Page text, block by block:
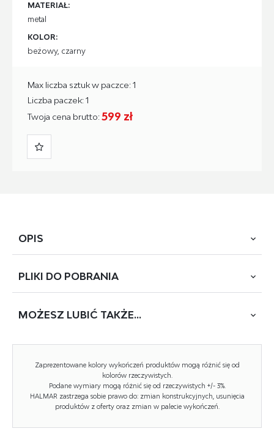
MATERIAŁ:
metal
KOLOR:
beżowy, czarny
Twoja cena brutto:599 zł
Max liczba sztuk w paczce: 1
Liczba paczek: 1
OPIS
wymiary: 60/63/87/50 cm, funkcja obracania, materiał:
beżowy #05
Rodzaj: krzesło, krzesło metalowe
Styl wykonania: nowoczesny
Tapicerka kolor: beżowy
PLIKI DO POBRANIA
K-564 (DR-20170Z-A1)
Zaprezentowane kolory wykończeń produktów mogą różnić się od
kolorów rzeczywistych.
Podane wymiary mogą różnić się od rzeczywistych +/- 3%.
HALMAR zastrzega sobie prawo do: zmian konstrukcyjnych, usunięcia
produktów z oferty oraz zmian w palecie wykończeń.
MOŻESZ LUBIĆ TAKŻE...